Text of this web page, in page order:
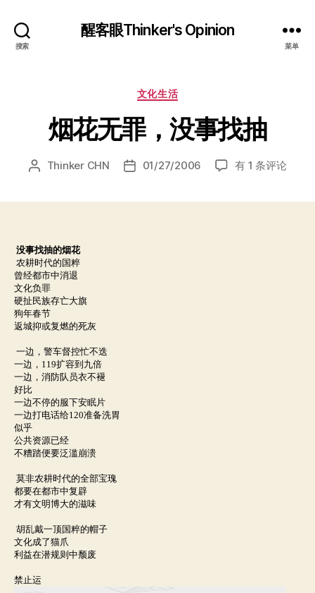
搜索
醒客眼Thinker's Opinion
菜单
分
文化生活
烟花无罪，没事找抽
文 Thinker CHN
发 01/27/2006
烟
有 1 条评论
没事找抽的烟花
农耕时代的国粹
曾经都市中消退
文化负罪
硬扯民族存亡大旗
狗年春节
返城抑或复燃的死灰
一边，警车督控忙不迭
一边， 119扩容到九倍
一边，消防队员衣不褪
好比
一边不停的服下安眠片
一边打电话给120准备洗胃
似乎
公共资源已经
不糟踏便要泛滥崩溃
莫非农耕时代的全部宝瑰
都要在都市中复辟
才有文明博大的滋味
胡乱戴一顶国粹的帽子
文化成了猫爪
利益在潜规则中颓废
禁止运